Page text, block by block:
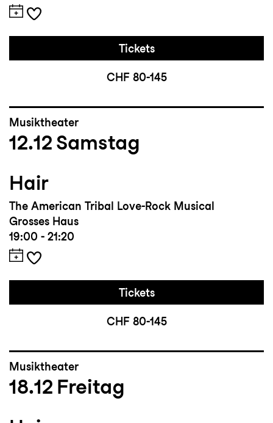
Tickets
CHF 80-145
Musiktheater
12.12 Samstag
Hair
The American Tribal Love-Rock Musical
Grosses Haus
19:00 - 21:20
Tickets
CHF 80-145
Musiktheater
18.12 Freitag